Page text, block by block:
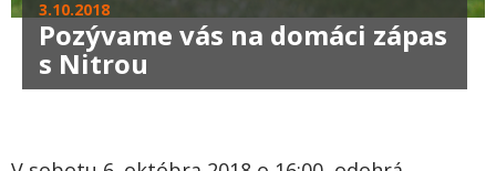
3.10.2018
Pozývame vás na domáci zápas
s Nitrou